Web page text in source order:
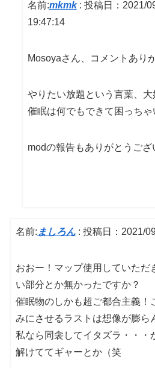
名前:mkmk: 投稿日：2021/
19:47:14
Mosoyaさん、コメントあり
やりたい放題という言葉、大
催眠は何でもできて困っちゃ
modの報告もありがとうござ
名前: ましろん: 投稿日：2021/
おおー！マップ使用していただ
い部分とか無かったですか？
催眠物のしかも超ご都合主義！
みにさせるラストは想像が膨ら
私なら同衾してイタズラ・・・
解けててギャーとか（笑